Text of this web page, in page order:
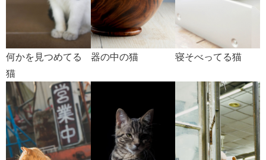
何かを見つめてる
猫
器の中の猫 寝そべってる猫